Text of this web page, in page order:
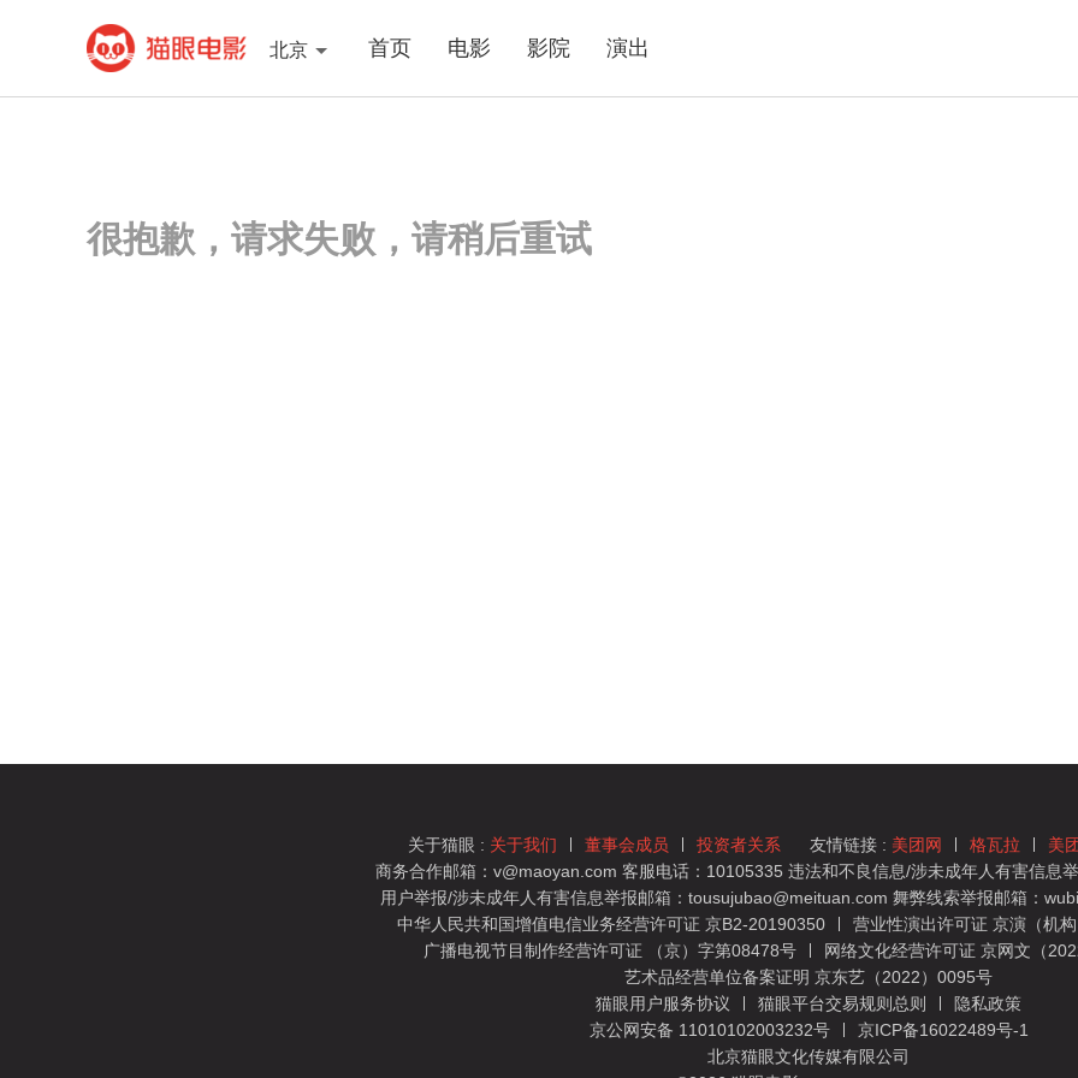
北京 首页 电影 影院 演出
很抱歉，请求失败，请稍后重试
关于猫眼 : 关于我们 董事会成员 投资者关系 友情链接 : 美团网 格瓦拉 美
商务合作邮箱：v@maoyan.com 客服电话：10105335 违法和不良信息/涉未成年人有害信息
用户举报/涉未成年人有害信息举报邮箱：tousujubao@meituan.com 舞弊线索举报邮箱：
中华人民共和国增值电信业务经营许可证 京B2-20190350
营业性演出许可证 京演（机
广播电视节目制作经营许可证 （京）字第08478号
网络文化经营许可证 京网文（
艺术品经营单位备案证明 京东艺（2022）0095号
猫眼用户服务协议
猫眼平台交易规则总则
隐私政策
京公网安备 11010102003232号
京ICP备16022489号-1
北京猫眼文化传媒有限公司